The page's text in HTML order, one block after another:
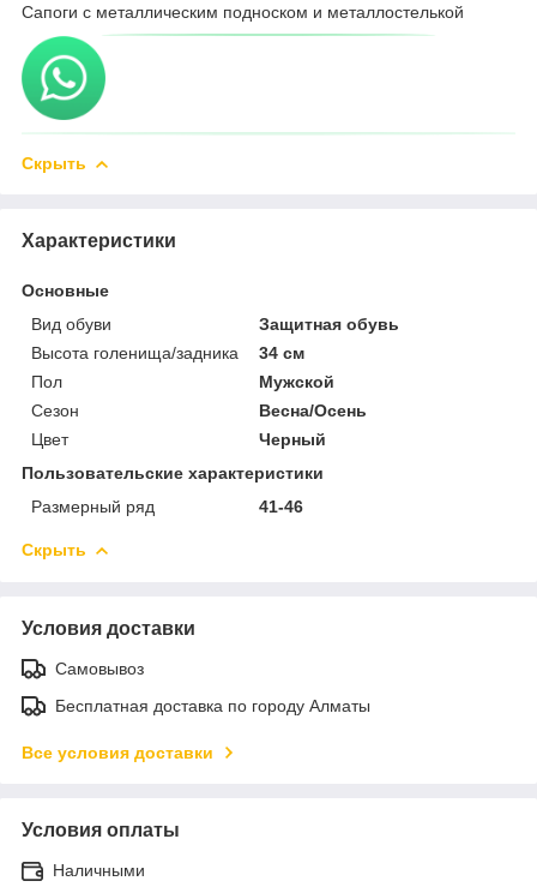
Сапоги с металлическим подноском и металлостелькой
Скрыть
Характеристики
Основные
Вид обуви
Защитная обувь
Высота голенища/задника
34 см
Пол
Мужской
Сезон
Весна/Осень
Цвет
Черный
Пользовательские характеристики
Размерный ряд
41-46
Скрыть
Условия доставки
Самовывоз
Бесплатная доставка по городу Алматы
Все условия доставки
Условия оплаты
Наличными